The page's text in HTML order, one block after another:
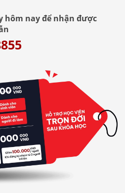
hôm nay để nhận được